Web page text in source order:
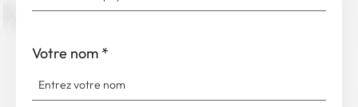
Votre nom *